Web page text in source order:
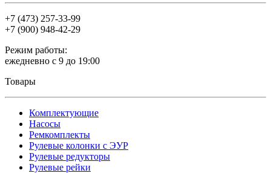
+7 (473) 257-33-99
+7 (900) 948-42-29
Режим работы:
ежедневно с 9 до 19:00
Товары
Комплектующие
Насосы
Ремкомплекты
Рулевые колонки с ЭУР
Рулевые редукторы
Рулевые рейки